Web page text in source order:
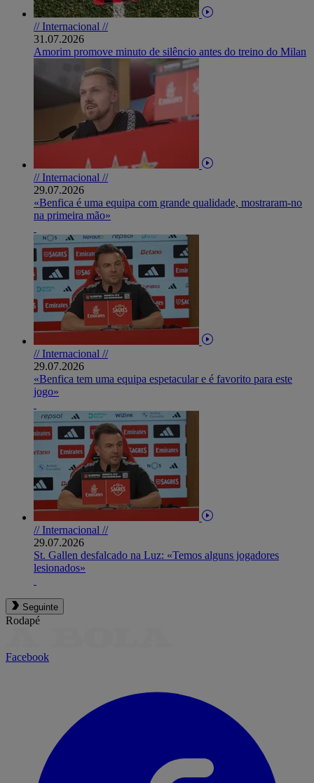
// Internacional //
31.07.2026
Amorim promove minuto de silêncio antes do treino do Milan
// Internacional //
29.07.2026
«Benfica é uma equipa com grande qualidade, mostraram-no
na primeira mão»
// Internacional //
29.07.2026
«Benfica tem uma equipa espetacular e é favorito para este
jogo»
// Internacional //
29.07.2026
St. Gallen desfalcado na Luz: «Temos alguns jogadores
lesionados»
Seguinte
Rodapé
Facebook